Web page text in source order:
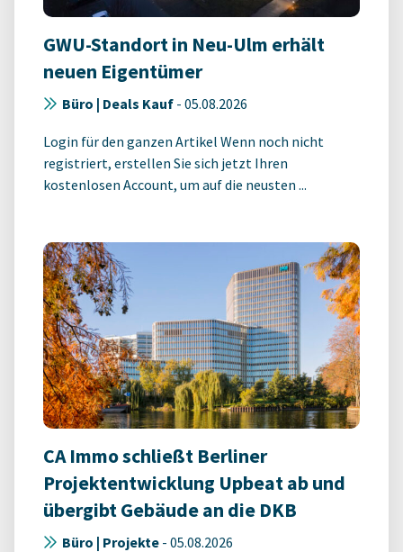
GWU-Standort in Neu-Ulm erhält
neuen Eigentümer
Büro | Deals Kauf - 05.08.2026
Login für den ganzen Artikel Wenn noch nicht
registriert, erstellen Sie sich jetzt Ihren
kostenlosen Account, um auf die neusten ...
CA Immo schließt Berliner
Projektentwicklung Upbeat ab und
übergibt Gebäude an die DKB
Büro | Projekte - 05.08.2026